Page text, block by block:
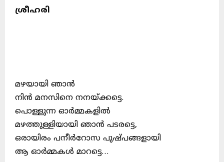
ശ്രീഹരി
മഴയായി ഞാൻ
നിൻ മനസിനെ നനയ്ക്കട്ടെ.
പൊള്ളുന്ന ഓർമ്മകളിൽ
മഴത്തുള്ളിയായി ഞാൻ പടരട്ടെ,
ഒരായിരം പനീർറോസ പുഷ്പങ്ങളായി
ആ ഓർമ്മകൾ മാറട്ടെ…